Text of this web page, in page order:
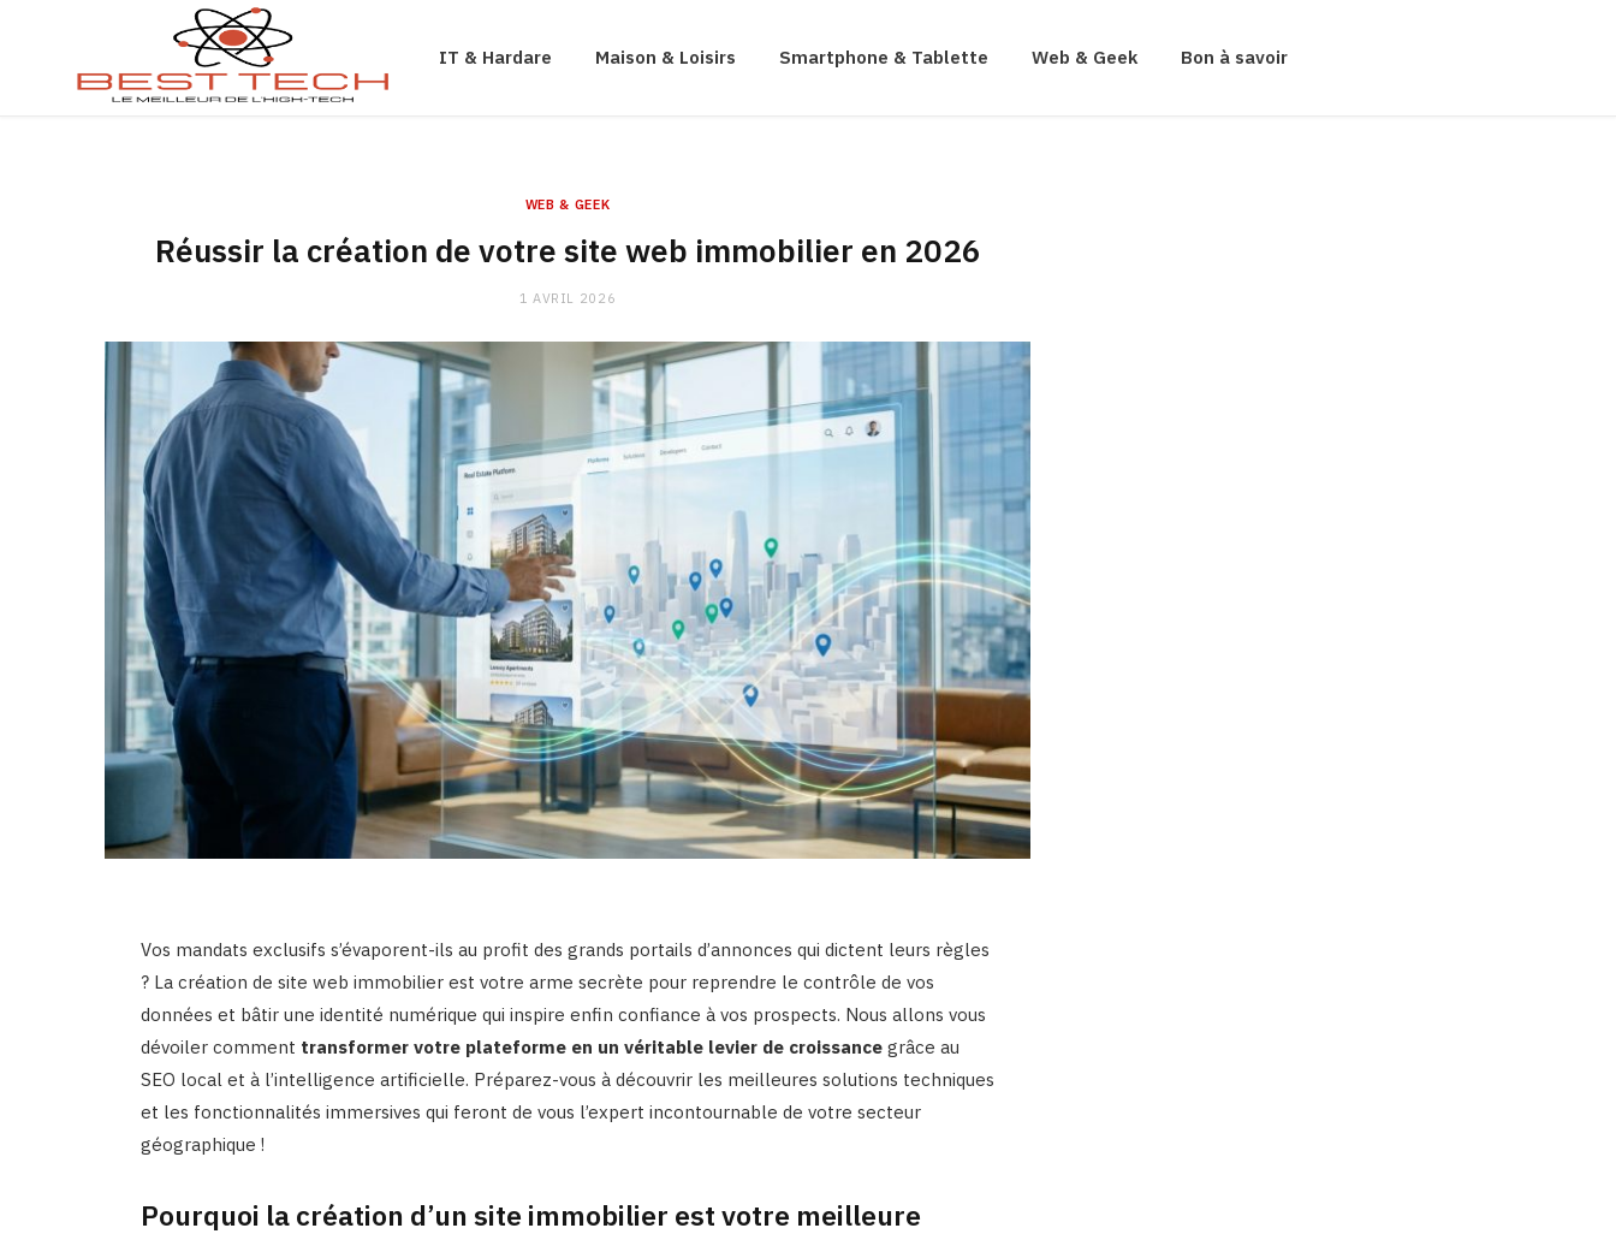
IT & Hardare Maison & Loisirs Smartphone & Tablette Web & Geek Bon à savoir
WEB & GEEK
Réussir la création de votre site web immobilier en 2026
1 AVRIL 2026
Vos mandats exclusifs s’évaporent-ils au profit des grands portails d’annonces qui dictent leurs règles
? La création de site web immobilier est votre arme secrète pour reprendre le contrôle de vos
données et bâtir une identité numérique qui inspire enfin confiance à vos prospects. Nous allons vous
dévoiler comment transformer votre plateforme en un véritable levier de croissancegrâce au
SEO local et à l’intelligence artificielle. Préparez-vous à découvrir les meilleures solutions techniques
et les fonctionnalités immersives qui feront de vous l’expert incontournable de votre secteur
géographique !
Pourquoi la création d’un site immobilier est votre meilleure